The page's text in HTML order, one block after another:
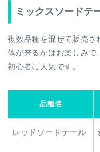
ミックスソードテ
複数品種を混ぜて販売さ
体が来るかはお楽しみで
初心者に人気です。
品種名
レッドソードテール